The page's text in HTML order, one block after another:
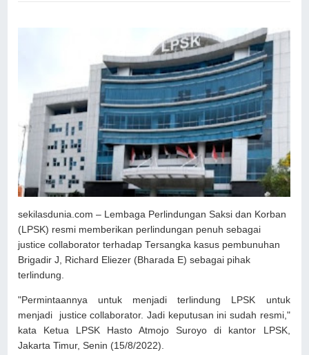
sekilasdunia.com – Lembaga Perlindungan Saksi dan Korban
(LPSK) resmi memberikan perlindungan penuh sebagai
justice collaborator terhadap Tersangka kasus pembunuhan
Brigadir J, Richard Eliezer (Bharada E) sebagai pihak
terlindung.
"Permintaannya untuk menjadi terlindung LPSK untuk
menjadi justice collaborator. Jadi keputusan ini sudah resmi,"
kata Ketua LPSK Hasto Atmojo Suroyo di kantor LPSK,
Jakarta Timur, Senin (15/8/2022).